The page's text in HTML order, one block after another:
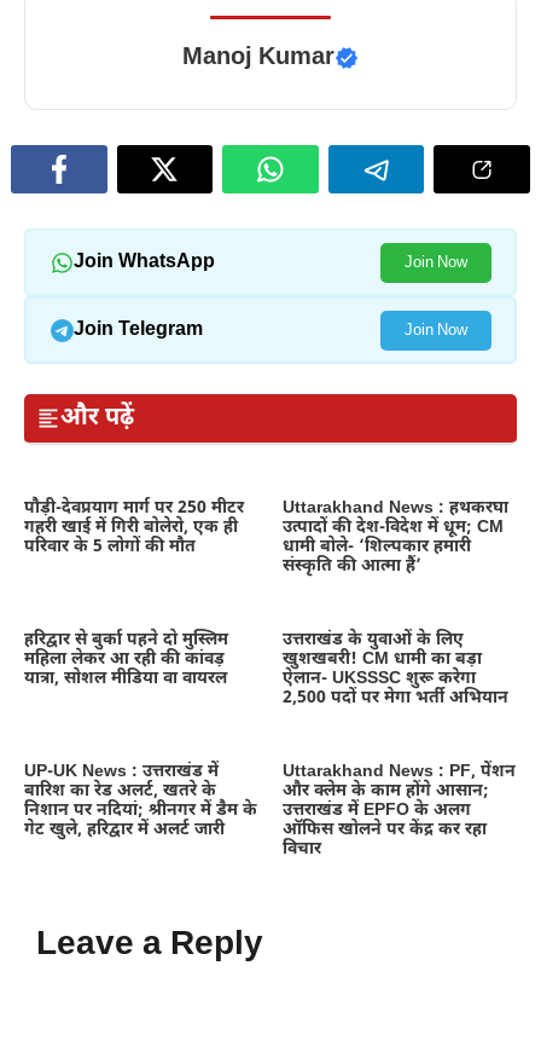
Manoj Kumar
Join WhatsApp Join Now
Join Telegram Join Now
और पढ़ें
पौड़ी-देवप्रयाग मार्ग पर 250 मीटर
गहरी खाई में गिरी बोलेरो, एक ही
परिवार के 5 लोगों की मौत
Uttarakhand News : हथकरघा
उत्पादों की देश-विदेश में धूम; CM
धामी बोले- ‘शिल्पकार हमारी
संस्कृति की आत्मा हैं’
हरिद्वार से बुर्का पहने दो मुस्लिम
महिला लेकर आ रही की कांवड़
यात्रा, सोशल मीडिया वा वायरल
उत्तराखंड के युवाओं के लिए
खुशखबरी! CM धामी का बड़ा
ऐलान- UKSSSC शुरू करेगा
2,500 पदों पर मेगा भर्ती अभियान
UP-UK News : उत्तराखंड में
बारिश का रेड अलर्ट, खतरे के
निशान पर नदियां; श्रीनगर में डैम के
गेट खुले, हरिद्वार में अलर्ट जारी
Uttarakhand News : PF, पेंशन
और क्लेम के काम होंगे आसान;
उत्तराखंड में EPFO के अलग
ऑफिस खोलने पर केंद्र कर रहा
विचार
Leave a Reply